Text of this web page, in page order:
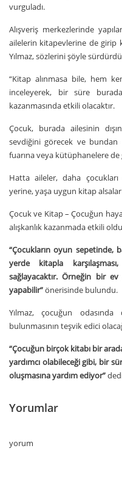
vurguladı.
Alışveriş merkezlerinde
ailelerin kitapevlerine de girip
Yılmaz, sözlerini şöyle
“Kitap alınmasa bile, hem
inceleyerek, bir süre
kazanmasında etkili olacaktır.
Çocuk, burada ailesinin
sevdiğini görecek ve bundan
fuarına veya kütüphanelere
Hatta aileler, daha
yerine, yaşa uygun kitap
Çocuk ve Kitap – Çocuğun
alışkanlık kazanmada etkili
“Çocukların oyun sepetinde,
yerde kitapla
sağlayacaktır. Örneğin bir
yapabilir”önerisinde bulundu.
Yılmaz, çocuğun
bulunmasının teşvik edici
“Çocuğun birçok kitabı bir
yardımcı olabileceği gibi, bir
oluşmasına yardım ediyor”
Yorumlar
yorum